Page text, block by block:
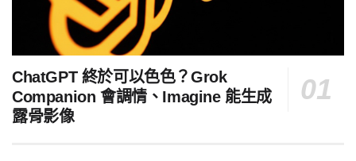
ChatGPT 終於可以色色？Grok
Companion 會調情、Imagine 能生成
露骨影像